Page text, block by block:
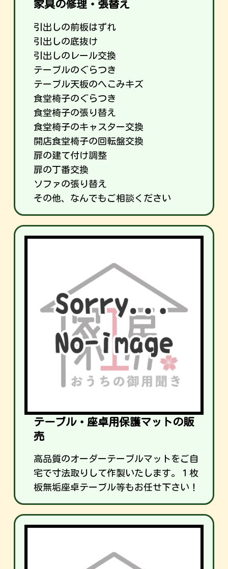
家具の修理・張替え
引出しの前板はずれ
引出しの底抜け
引出しのレール交換
テーブルのぐらつき
テーブル天板のへこみキズ
食堂椅子のぐらつき
食堂椅子の張り替え
食堂椅子のキャスター交換
開店食堂椅子の回転盤交換
扉の建て付け調整
扉の丁番交換
ソファの張り替え
その他、なんでもご相談ください
テーブル・座卓用保護マットの販
売
高品質のオーダーテーブルマットをご自
宅で寸法取りして作製いたします。１枚
板無垢座卓テーブル等もお任せ下さい！